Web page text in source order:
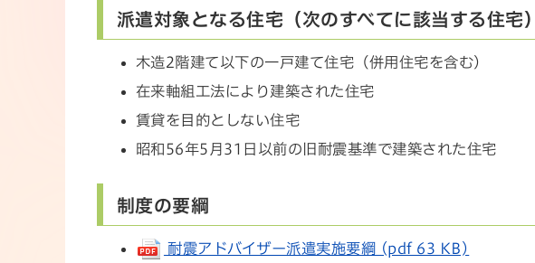
派遣対象となる住宅（次のすべてに該当する住宅）
木造2階建て以下の一戸建て住宅（併用住宅を含む）
在来軸組工法により建築された住宅
賃貸を目的としない住宅
昭和56年5月31日以前の旧耐震基準で建築された住宅
制度の要綱
耐震アドバイザー派遣実施要綱 (pdf 63 KB)